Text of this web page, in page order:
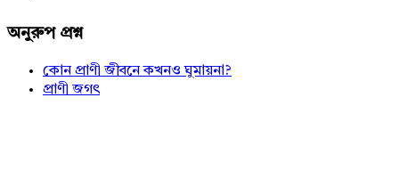
অনুরুপ প্রশ্ন
কোন প্রাণী জীবনে কখনও ঘুমায়না?
প্রাণী জগৎ